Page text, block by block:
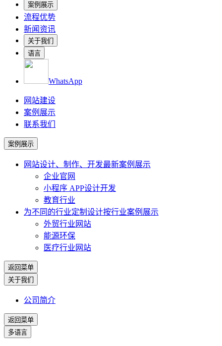
案例展示
流程优势
新闻资讯
关于我们
语言
WhatsApp
网站建设
案例展示
联系我们
案例展示
网站设计、制作、开发最新案例展示
企业官网
小程序 APP设计开发
教育行业
为不同的行业定制设计按行业案例展示
外贸行业网站
能源环保
医疗行业网站
返回菜单
关于我们
公司简介
返回菜单
多语言